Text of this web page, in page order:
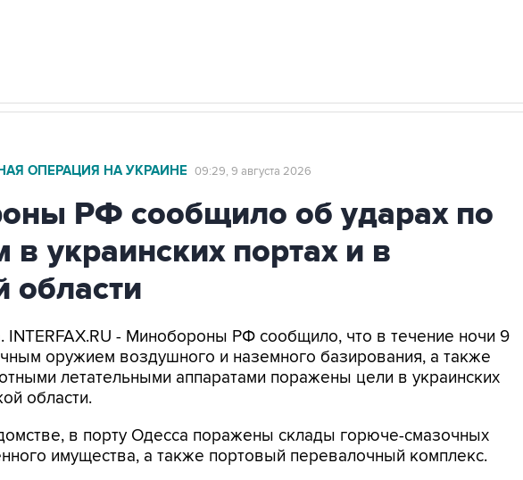
ОПЕРАЦИЯ НА УКРАИНЕ 09:29, 9 августа 2026
РФ сообщило об ударах по
в украинских портах и в
области
INTERFAX.RU - Минобороны РФ сообщило, что в течение ночи 9
оружием воздушного и наземного базирования, а также
летательными аппаратами поражены цели в украинских
области.
в порту Одесса поражены склады горюче-смазочных
имущества, а также портовый перевалочный комплекс.